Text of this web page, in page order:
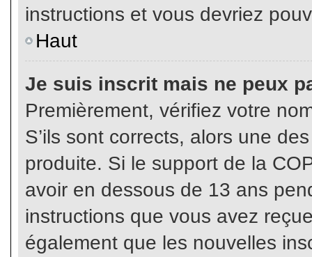
instructions et vous devriez
Haut
Je suis inscrit mais ne peux
Premièrement, vérifiez votre
S’ils sont corrects, alors une
produite. Si le support de la
avoir en dessous de 13 ans
instructions que vous avez
également que les nouvelles